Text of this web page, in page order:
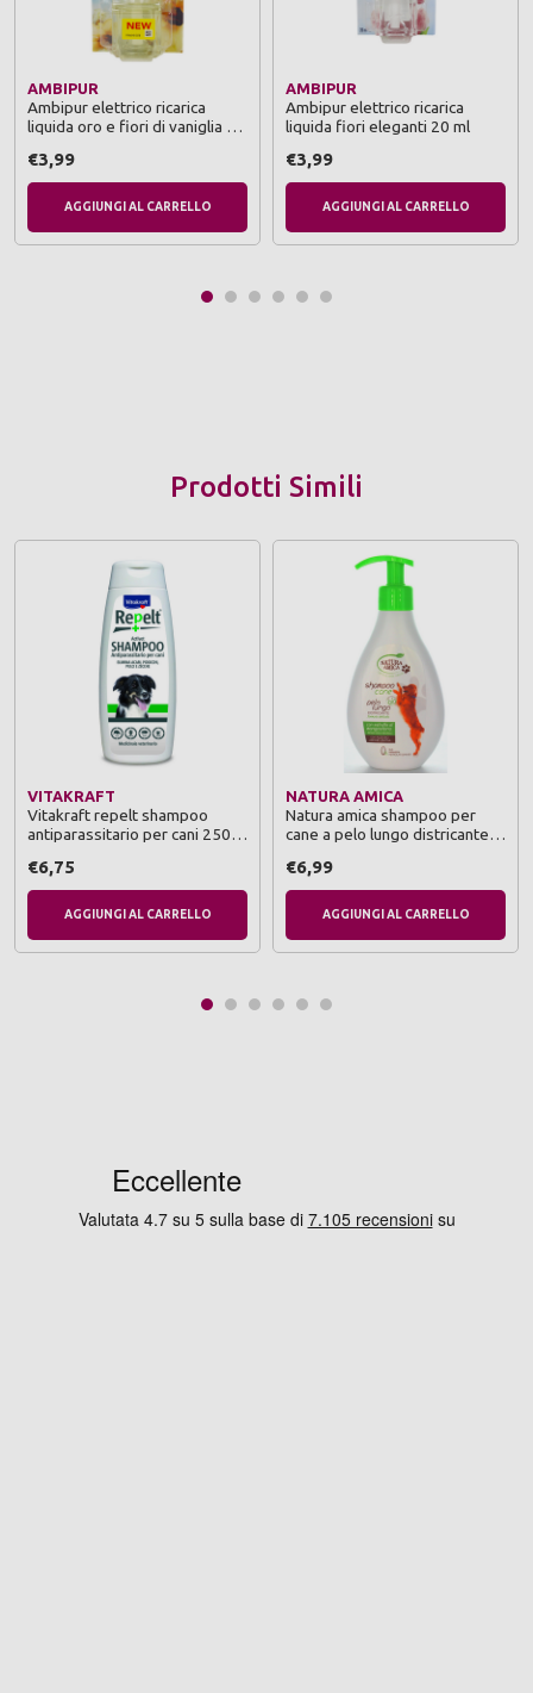
AMBIPUR
Ambipur elettrico ricarica
liquida oro e fiori di vaniglia 20
€3,99
AGGIUNGI AL CARRELLO
AMBIPUR
Ambipur elettrico ricarica
liquida fiori eleganti 20 ml
€3,99
AGGIUNGI AL CARRELLO
Prodotti Simili
VITAKRAFT
Vitakraft repelt shampoo
antiparassitario per cani 250
€6,75
AGGIUNGI AL CARRELLO
NATURA AMICA
Natura amica shampoo per
cane a pelo lungo districante
€6,99
AGGIUNGI AL CARRELLO